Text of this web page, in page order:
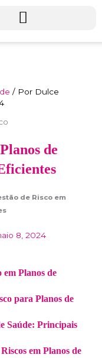
/ Por Dulce
de
de Risco em
8, 2024
em Planos de
para Planos de
Saúde: Principais
em Planos de